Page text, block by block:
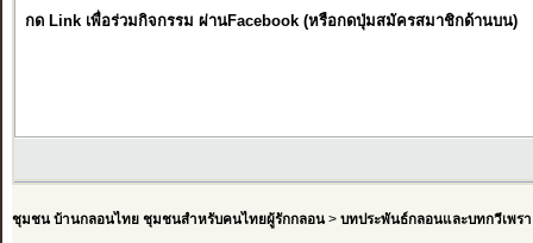
กด Link เพื่อร่วมกิจกรรม ผ่านFacebook (หรือกดปุ่มสมัครสมาชิกด้านบน)
ชุมชน บ้านกลอนไทย ชุมชนสำหรับคนไทยผู้รักกลอน> บทประพันธ์กลอนและบทกวีเพรา